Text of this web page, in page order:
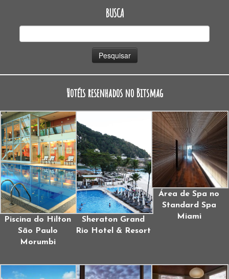
BUSCA
Hotéis resenhados no Bitsmag
Piscina do Hilton
São Paulo
Morumbi
Sheraton Grand
Rio Hotel & Resort
Área de Spa no
Standard Spa
Miami